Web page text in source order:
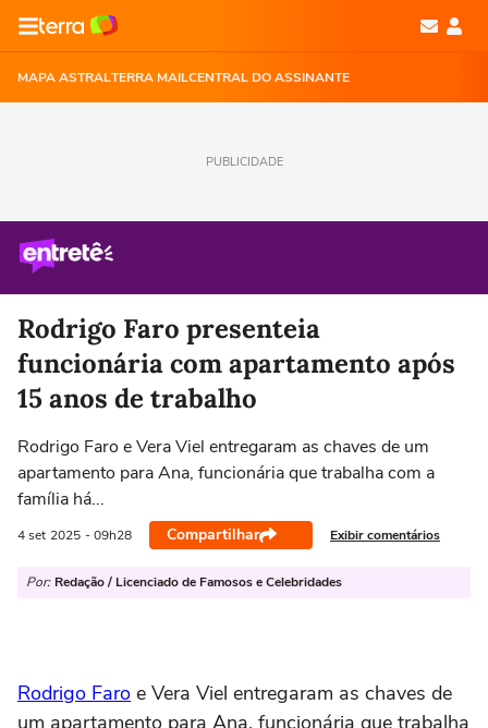
MAPA ASTRALTERRA MAILCENTRAL DO ASSINANTE
PUBLICIDADE
Rodrigo Faro presenteia
funcionária com apartamento após
15 anos de trabalho
Rodrigo Faro e Vera Viel entregaram as chaves de um
apartamento para Ana, funcionária que trabalha com a
família há...
4 set 2025 - 09h28 Compartilhar Exibir comentários
Por: Redação / Licenciado de Famosos e Celebridades
Rodrigo Faro e Vera Viel entregaram as chaves de
um apartamento para Ana, funcionária que trabalha